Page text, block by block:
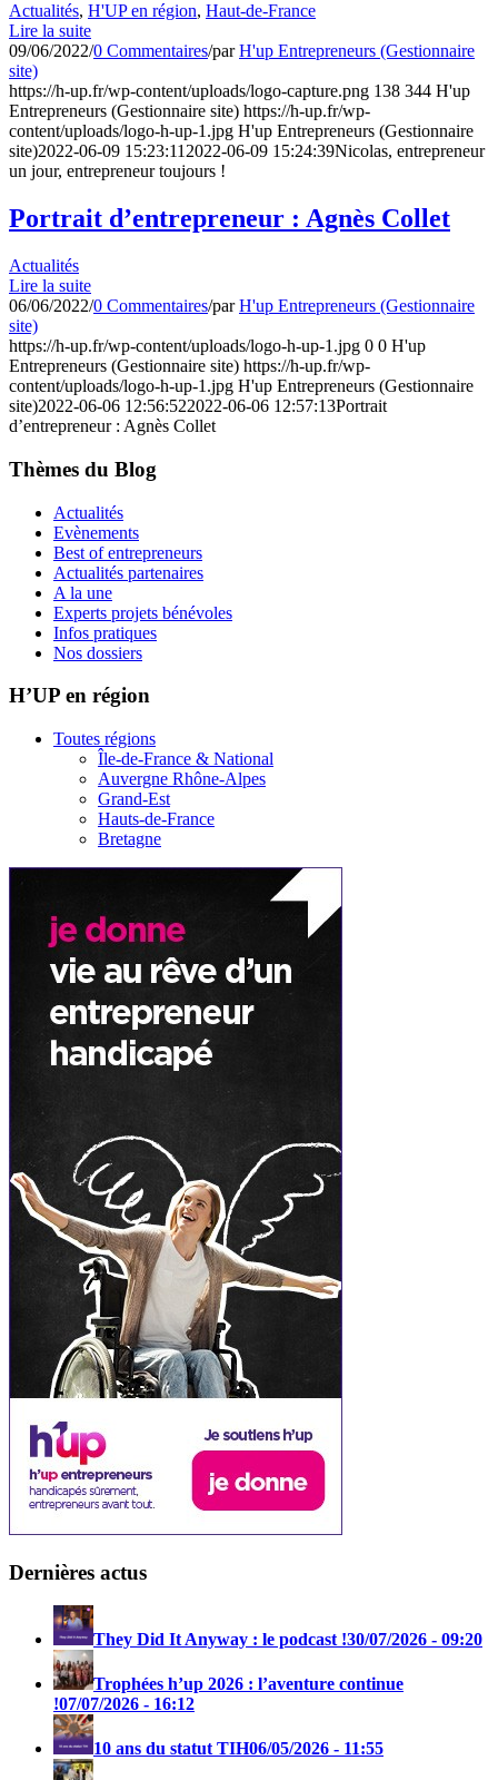
Actualités, H'UP en région, Haut-de-France
Lire la suite
09/06/2022/0 Commentaires/parH'up Entrepreneurs (Gestionnaire
site)
https://h-up.fr/wp-content/uploads/logo-capture.png 138 344 H'up
Entrepreneurs (Gestionnaire site) https://h-up.fr/wp-
content/uploads/logo-h-up-1.jpg H'up Entrepreneurs (Gestionnaire
site)2022-06-09 15:23:11 2022-06-09 15:24:39Nicolas, entrepreneur
un jour, entrepreneur toujours !
Portrait d’entrepreneur : Agnès Collet
Actualités
Lire la suite
06/06/2022/0 Commentaires/parH'up Entrepreneurs (Gestionnaire
site)
https://h-up.fr/wp-content/uploads/logo-h-up-1.jpg 0 0 H'up
Entrepreneurs (Gestionnaire site) https://h-up.fr/wp-
content/uploads/logo-h-up-1.jpg H'up Entrepreneurs (Gestionnaire
site)2022-06-06 12:56:522022-06-06 12:57:13Portrait
d’entrepreneur : Agnès Collet
Thèmes du Blog
Actualités
Evènements
Best of entrepreneurs
Actualités partenaires
A la une
Experts projets bénévoles
Infos pratiques
Nos dossiers
H’UP en région
Toutes régions
Île-de-France & National
Auvergne Rhône-Alpes
Grand-Est
Hauts-de-France
Bretagne
Dernières actus
They Did It Anyway : le podcast !30/07/2026 - 09:20
Trophées h’up 2026 : l’aventure continue
!07/07/2026 - 16:12
10 ans du statut TIH06/05/2026 - 11:55